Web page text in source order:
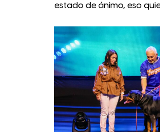
estado de ánimo, eso